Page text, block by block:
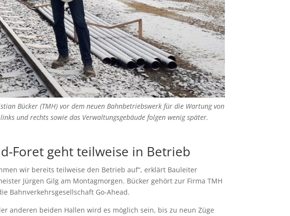
Bücker (TMH) vor dem neuen Bahnbetriebswerk für die Wartung von
und rechts sowie das Verwaltungsgebäude folgen wenig später.
Foret geht teilweise in Betrieb
wir bereits teilweise den Betrieb auf“, erklärt Bauleiter
Jürgen Gilg am Montagmorgen. Bücker gehört zur Firma TMH
Bahnverkehrsgesellschaft Go-Ahead.
anderen beiden Hallen wird es möglich sein, bis zu neun Züge